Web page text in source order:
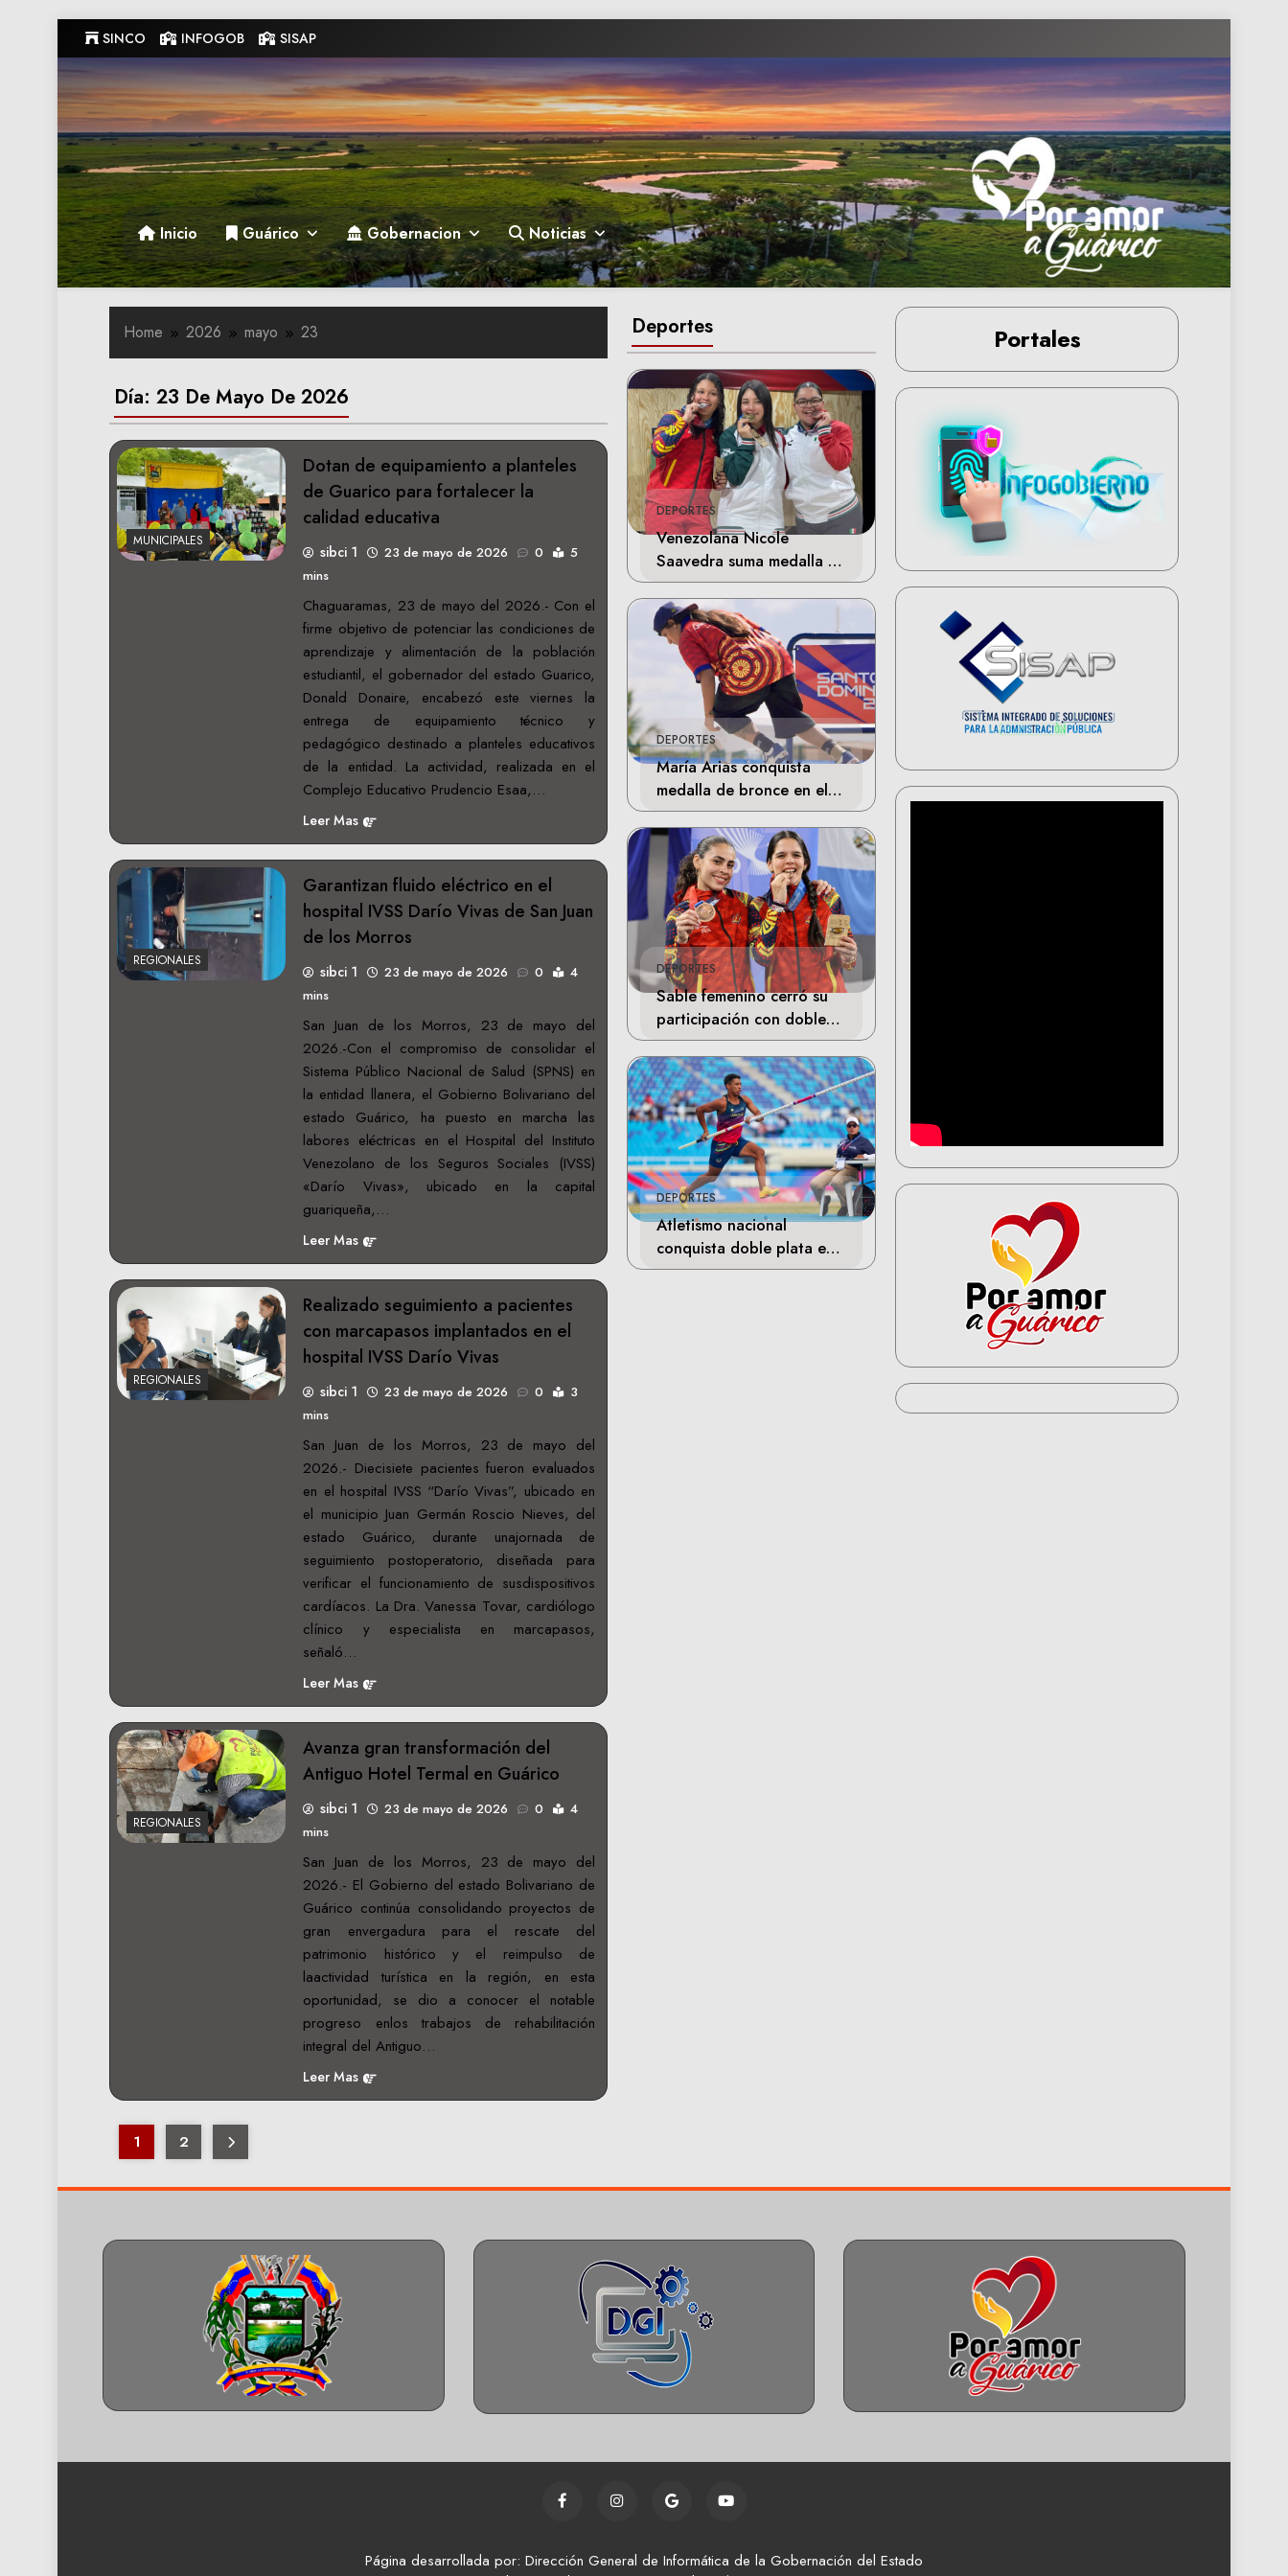
to
content
SINCO INFOGOB SISAP
Gobernacion de Guarico
Gobernacion de Guarico
Inicio Guárico Gobernacion Noticias
Deportes
DEPORTES
Venezolana Nicole
Saavedra suma medalla de
plata en la final de Tiro
Deportivo
DEPORTES
María Arias conquista
medalla de bronce en el
skateboarding de los
Juegos Centroamericanos
DEPORTES
Sable femenino cerró su
participación con doble
bronce en Santo Domingo
DEPORTES
Atletismo nacional
conquista doble plata en
Santo Domingo
Home 2026 mayo 23
Día: 23 De Mayo De 2026
MUNICIPALES
Dotan de equipamiento a planteles
de Guarico para fortalecer la
calidad educativa
sibci 1 23 de mayo de 2026 0
5
mins
Chaguaramas, 23 de mayo del 2026.- Con el
firme objetivo de potenciar las condiciones de
aprendizaje y alimentación de la población
estudiantil, el gobernador del estado Guarico,
Donald Donaire, encabezó este viernes la
entrega de equipamiento técnico y
pedagógico destinado a planteles educativos
de la entidad. La actividad, realizada en el
Complejo Educativo Prudencio Esaa,…
Leer Mas
REGIONALES
‎Garantizan fluido eléctrico en el
hospital IVSS Darío Vivas de San Juan
de los Morros
sibci 1 23 de mayo de 2026 0
4
mins
‎San Juan de los Morros, 23 de mayo del
2026.-Con el compromiso de consolidar el
Sistema Público Nacional de Salud (SPNS) en
la entidad llanera, el Gobierno Bolivariano del
estado Guárico, ha puesto en marcha las
labores eléctricas en el Hospital del Instituto
Venezolano de los Seguros Sociales (IVSS)
«Darío Vivas», ubicado en la capital
guariqueña,…
Leer Mas
REGIONALES
Realizado seguimiento a pacientes
con marcapasos implantados en el
hospital IVSS Darío Vivas
sibci 1 23 de mayo de 2026 0
3
mins
San Juan de los Morros, 23 de mayo del
2026.- Diecisiete pacientes fueron evaluados
en el hospital IVSS “Darío Vivas”, ubicado en
el municipio Juan Germán Roscio Nieves, del
estado Guárico, durante unajornada de
seguimiento postoperatorio, diseñada para
verificar el funcionamiento de susdispositivos
cardíacos. La Dra. Vanessa Tovar, cardiólogo
clínico y especialista en marcapasos,
señaló…
Leer Mas
REGIONALES
Avanza gran transformación del
Antiguo Hotel Termal en Guárico
sibci 1 23 de mayo de 2026 0
4
mins
‎San Juan de los Morros, 23 de mayo del
2026.- El Gobierno del estado Bolivariano de
Guárico continúa consolidando proyectos de
gran envergadura para el rescate del
patrimonio histórico y el reimpulso de
laactividad turística en la región, en esta
oportunidad, se dio a conocer el notable
progreso enlos trabajos de rehabilitación
integral del Antiguo…
Leer Mas
1 2
Portales
Página desarrollada por: Dirección General de Informática de la Gobernación del Estado